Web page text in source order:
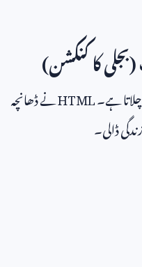
کا کنکشن)
ہے۔HTMLنے ڈھانچہ
ڈالی۔